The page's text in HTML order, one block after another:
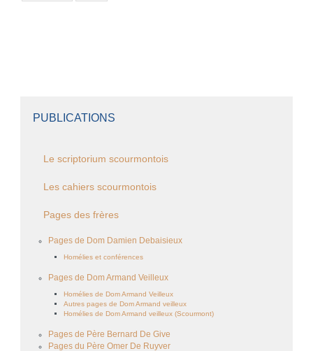
PUBLICATIONS
Le scriptorium scourmontois
Les cahiers scourmontois
Pages des frères
Pages de Dom Damien Debaisieux
Homélies et conférences
Pages de Dom Armand Veilleux
Homélies de Dom Armand Veilleux
Autres pages de Dom Armand veilleux
Homélies de Dom Armand veilleux (Scourmont)
Pages de Père Bernard De Give
Pages du Père Omer De Ruyver